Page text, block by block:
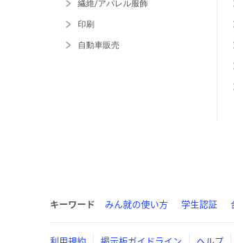
繊維/アパレル服飾
印刷
自動車販売
キーワード みん就の使い方 学生認証